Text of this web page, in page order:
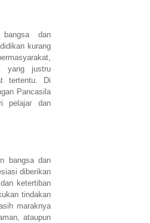
bangsa dan
kurang
yang justru
tertentu. Di
Pancasila
pelajar dan
bangsa dan
diberikan
ketertiban
tindakan
maraknya
ataupun